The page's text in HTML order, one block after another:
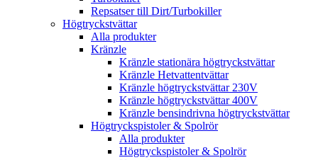
Repsatser till Dirt/Turbokiller
Högtryckstvättar
Alla produkter
Kränzle
Kränzle stationära högtryckstvättar
Kränzle Hetvattentvättar
Kränzle högtryckstvättar 230V
Kränzle högtryckstvättar 400V
Kränzle bensindrivna högtryckstvättar
Högtryckspistoler & Spolrör
Alla produkter
Högtryckspistoler & Spolrör